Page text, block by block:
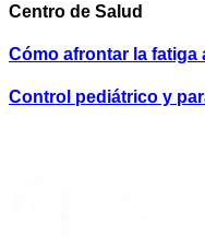
Centro de Salud
Cómo afrontar la fatiga
Control pediátrico y